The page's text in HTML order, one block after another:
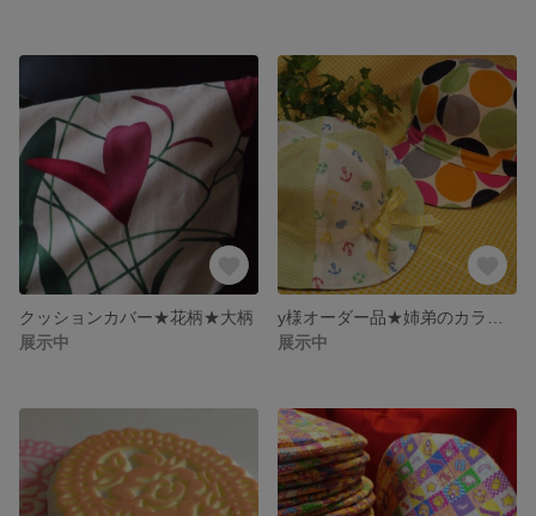
クッションカバー★花柄★大柄
展示中
展示中